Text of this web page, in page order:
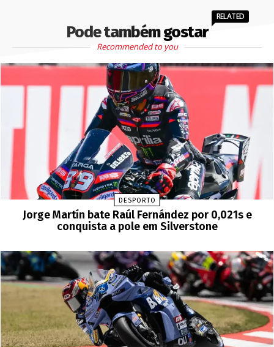
Pode também gostar
RELATED
Recommended to you
DESPORTO
Jorge Martín bate Raúl Fernández por 0,021s e
conquista a pole em Silverstone